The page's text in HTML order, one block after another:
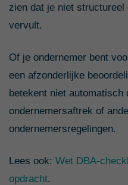
zien dat je niet
vervult.
Of je ondernemer bent
een afzonderlijke
betekent niet automatisch
ondernemersaftrek of
ondernemersregelingen.
Lees ook: Wet DBA-
opdracht.